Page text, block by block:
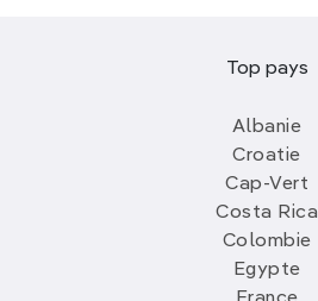
Top pays
Albanie
Croatie
Cap-Vert
Costa Rica
Colombie
Egypte